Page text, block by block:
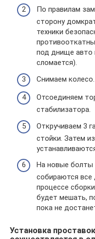
По правилам
сторону
техники
под днище авто
сломается).
Снимаем колесо.
Отсоединяем
стабилизатора.
Откручиваем 3
стойки. Затем
На новые болты
собираются все
процессе
будет мешать,
пока не
Установка